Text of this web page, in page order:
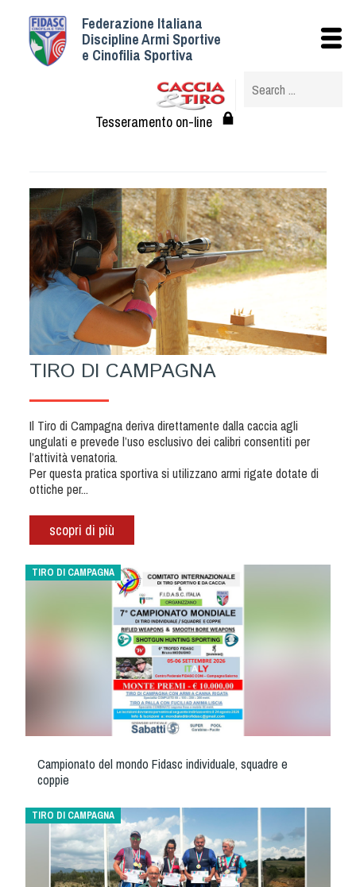
Federazione Italiana
Discipline Armi Sportive
e Cinofilia Sportiva
Tesseramento on-line
TIRO DI CAMPAGNA
Il Tiro di Campagna deriva direttamente dalla caccia agli
ungulati e prevede l’uso esclusivo dei calibri consentiti per
l’attività venatoria.
Per questa pratica sportiva si utilizzano armi rigate dotate di
ottiche per...
scopri di più
TIRO DI CAMPAGNA
Campionato del mondo Fidasc individuale, squadre e
coppie
TIRO DI CAMPAGNA
Istituzionale
Struttura
Albo Veterinari federali
Statuto e Regolamenti
Circolari
Federazione Trasparente
Assicurazione
Convenzioni
Società
Tesserati
Albo Fornitori
Referenti e gruppi di lavoro regionali
Tecnici
Formazione
Albo Atleti Cinofili
Guida Locandine Ufficiali
Tiro di Campagna
English e Training Sporting
Tiro a Palla
Tiro con l'arco da caccia
Field Target
Paintball